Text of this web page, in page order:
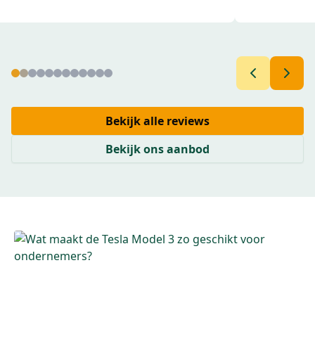
Bekijk alle reviews
Bekijk ons aanbod